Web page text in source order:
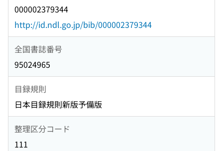
000002379344
http://id.ndl.go.jp/bib/000002379344
全国書誌番号
95024965
目録規則
日本目録規則新版予備版
整理区分コード
111